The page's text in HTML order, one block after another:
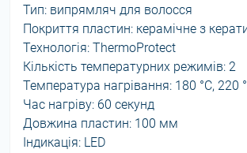
Тип: випрямляч для волосся
Покриття пластин: керамічне з
Технологія: ThermoProtect
Кількість температурних режимів: 2
Температура нагрівання: 180 °C, 220
Час нагріву: 60 секунд
Довжина пластин: 100 мм
Індикація: LED